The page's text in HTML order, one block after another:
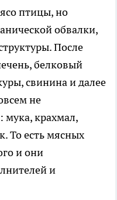
птицы, но
обвалки,
После
белковый
свинина и далее
не
мука, крахмал,
То есть мясных
и они
и